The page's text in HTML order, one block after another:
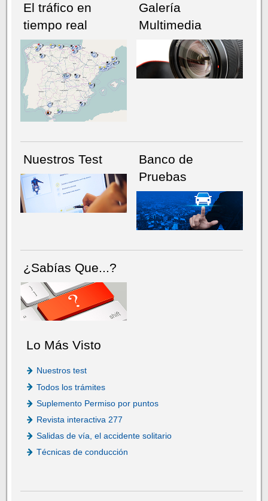
NÚMERO ACTUALHEMEROTECA
El tráfico en
tiempo real
Galería
Multimedia
Nuestros Test
Banco de
Pruebas
¿Sabías Que...?
Lo Más Visto
Nuestros test
Todos los trámites
Suplemento Permiso por puntos
Revista interactiva 277
Salidas de vía, el accidente solitario
Técnicas de conducción